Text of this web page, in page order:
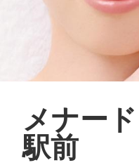
メナー
駅前